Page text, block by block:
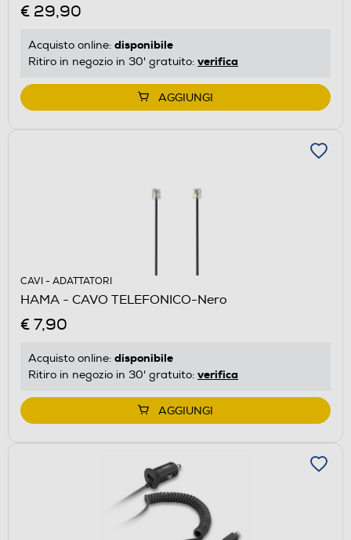
€ 29,90
Acquisto online: disponibile
Ritiro in negozio in 30' gratuito: verifica
AGGIUNGI
CAVI - ADATTATORI
HAMA - CAVO TELEFONICO-Nero
€ 7,90
Acquisto online: disponibile
Ritiro in negozio in 30' gratuito: verifica
AGGIUNGI